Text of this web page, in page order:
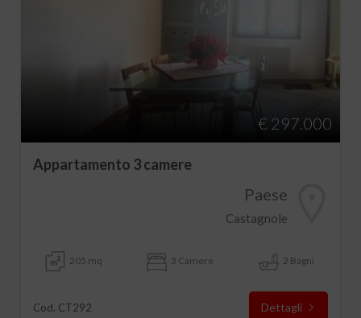
€ 297.000
Appartamento 3 camere
Paese
Castagnole
205 mq 3 Camere 2 Bagni
Cod. CT292 Dettagli